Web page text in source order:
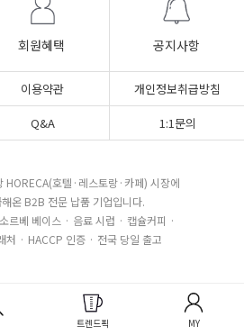
회원혜택 공지사항
이용약관
개인정보취급방침
Q&A 1:1문의
HORECA(호텔·레스토랑·카페) 시장에
온 B2B 전문 납품 기업입니다.
르베 베이스 · 음료 시럽 · 캡슐커피 ·
처 · HACCP 인증 · 전국 당일 출고
BANK INFO
우리은행 1005-101-615272
트렌드픽 MY